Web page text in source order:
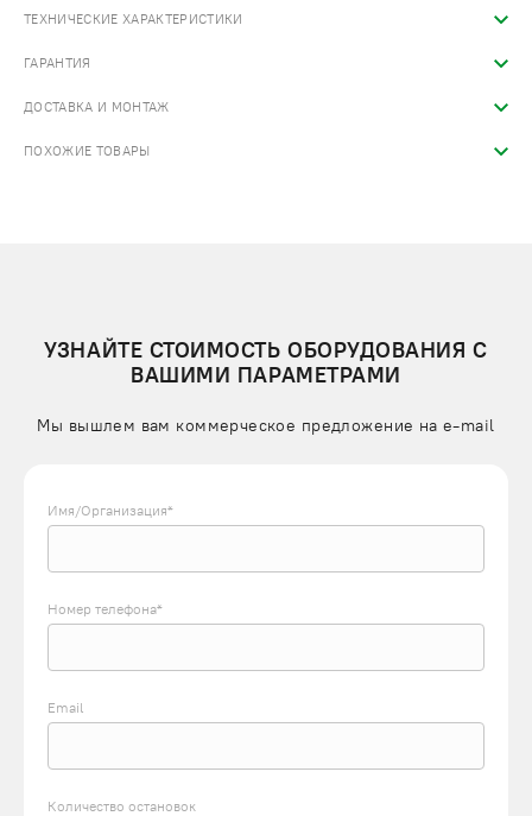
ТЕХНИЧЕСКИЕ ХАРАКТЕРИСТИКИ
ГАРАНТИЯ
ДОСТАВКА И МОНТАЖ
ПОХОЖИЕ ТОВАРЫ
УЗНАЙТЕ СТОИМОСТЬ ОБОРУДОВАНИЯ С
ВАШИМИ ПАРАМЕТРАМИ
Мы вышлем вам коммерческое предложение на e-mail
Имя/Организация*
Номер телефона*
Email
Количество остановок